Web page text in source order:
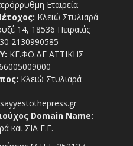
Εταιρεία
Κλειώ Στυλιαρά
14, 18536 Πειραιάς
2130990585
ΚΕ.ΦΟ.ΔΕ ΑΤΤΙΚΗΣ
Κλειώ Στυλιαρά
Domain Name:
και ΣΙΑ Ε.Ε.